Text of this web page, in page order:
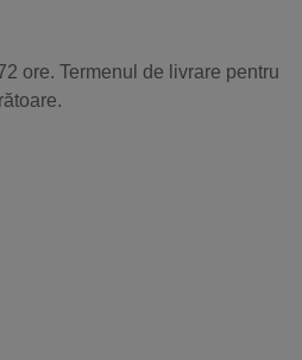
ore. Termenul de livrare pentru